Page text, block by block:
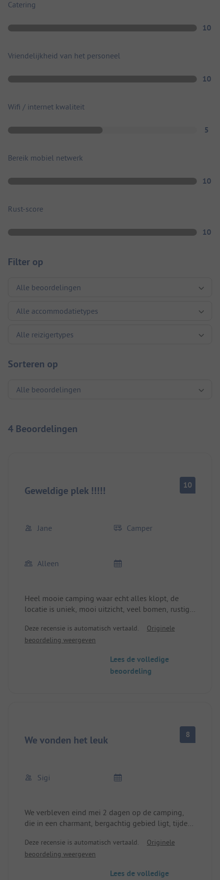
Catering
10
Vriendelijkheid van het personeel
10
Wifi / internet kwaliteit
5
Bereik mobiel netwerk
10
Rust-score
10
Filter op
Sorteren op
4 Beoordelingen
Geweldige plek !!!!! 10
Jane Camper
Alleen
Heel mooie camping waar echt alles klopt, de
locatie is uniek, mooi uitzicht, veel bomen, rustig,
zijn top, en het eten in het restaurant was erg
goed. Wat ik miste, was een kleine supermarkt.
Deze recensie is automatisch vertaald.
Originele
beoordeling weergeven
Lees de volledige
beoordeling
We vonden het leuk 8
Sigi
We verbleven eind mei 2 dagen op de camping,
die in een charmant, bergachtig gebied ligt, tijdens
middaguur aan - het was dus fijn dat de receptie
de hele dag open was. De camping was al druk
deel van de camping. Een duidelijk nieuw
Deze recensie is automatisch vertaald.
Originele
beoordeling weergeven
Lees de volledige